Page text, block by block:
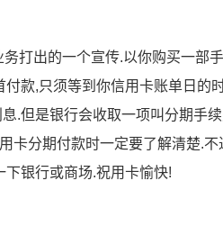
打出的一个宣传.以你购买一部
款,只须等到你信用卡账单日的
.但是银行会收取一项叫分期手
卡分期付款时一定要了解清楚.
银行或商场.祝用卡愉快!